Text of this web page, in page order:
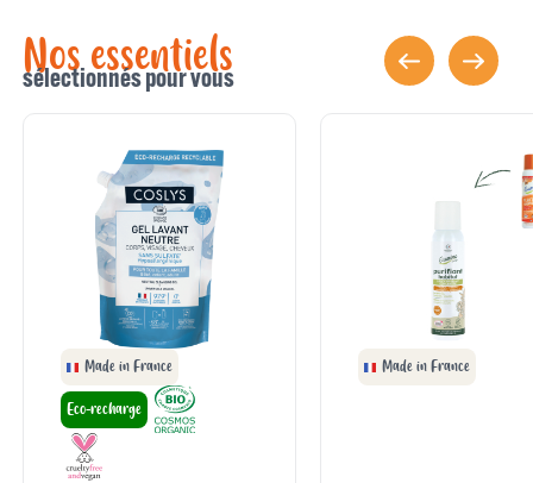
Nos essentiels
sélectionnés pour vous
Made in France
Eco-recharge
Made in France